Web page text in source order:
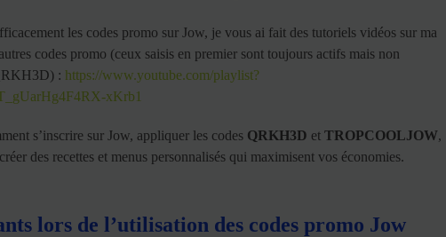
les codes promo sur Jow, je vous ai fait des tutoriels vidéos sur ma
codes promo (ceux saisis en premier sont toujours actifs mais non
: https://www.youtube.com/playlist?
xKrb1
s’inscrire sur Jow, appliquer les codes QRKH3D et TROPCOOLJOW,
des recettes et menus personnalisés qui maximisent vos économies.
lors de l’utilisation des codes promo Jow